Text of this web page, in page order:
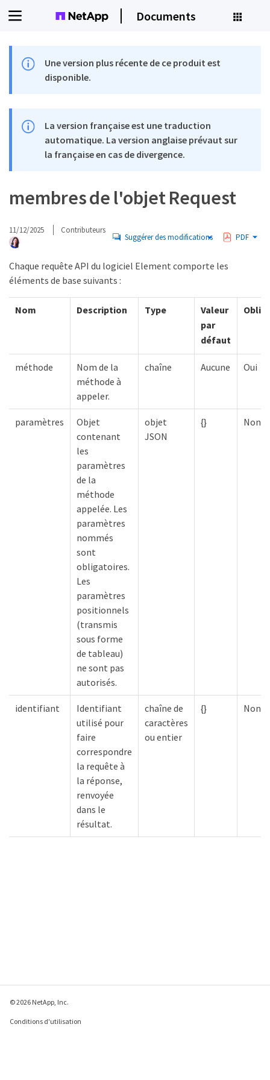
Documents
Une version plus récente de ce produit est
disponible.
La version française est une traduction
automatique. La version anglaise prévaut sur
la française en cas de divergence.
membres de l'objet Request
11/12/2025 Contributeurs
Suggérer des modifications PDF
Chaque requête API du logiciel Element comporte les
éléments de base suivants :
Nom Description Type
Valeur
par
défaut
méthode
Nom de la
méthode à
appeler.
chaîne Aucune Oui
paramètres
Objet
contenant
les
paramètres
de la
méthode
appelée. Les
paramètres
nommés
sont
obligatoires.
Les
paramètres
positionnels
(transmis
sous forme
de tableau)
ne sont pas
autorisés.
objet
JSON
{} Non
identifiant
Identifiant
utilisé pour
faire
correspondre
la requête à
la réponse,
renvoyée
dans le
résultat.
chaîne de
caractères
ou entier
{} Non
© 2026 NetApp, Inc.
Conditions d'utilisation